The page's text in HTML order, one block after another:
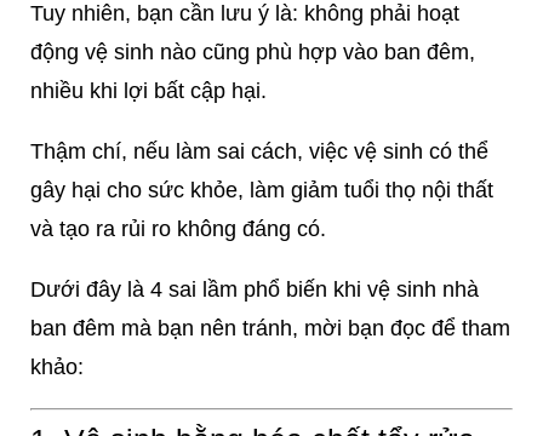
Tuy nhiên, bạn cần lưu ý là: không phải hoạt
động vệ sinh nào cũng phù hợp vào ban đêm,
nhiều khi lợi bất cập hại.
Thậm chí, nếu làm sai cách, việc vệ sinh có thể
gây hại cho sức khỏe, làm giảm tuổi thọ nội thất
và tạo ra rủi ro không đáng có.
Dưới đây là 4 sai lầm phổ biến khi vệ sinh nhà
ban đêm mà bạn nên tránh, mời bạn đọc để tham
khảo: